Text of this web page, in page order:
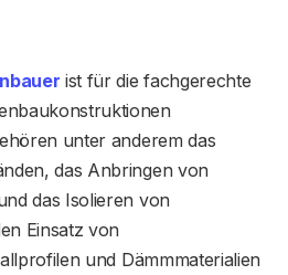
ist für die fachgerechte
unter anderem das
das Anbringen von
das Isolieren von
Einsatz von
und Dämmmaterialien